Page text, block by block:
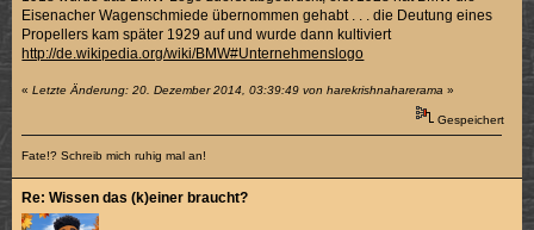
Eisenacher Wagenschmiede übernommen gehabt . . . die Deutung eines
Propellers kam später 1929 auf und wurde dann kultiviert
http://de.wikipedia.org/wiki/BMW#Unternehmenslogo
«Letzte Änderung: 20. Dezember 2014, 03:39:49 von harekrishnaharerama »
Gespeichert
Fate!? Schreib mich ruhig mal an!
Re: Wissen das (k)einer braucht?